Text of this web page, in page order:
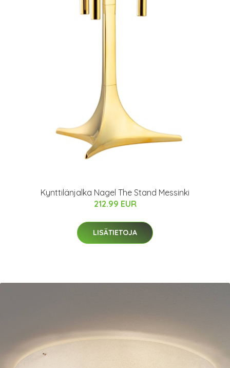
Kynttilänjalka Nagel The Stand Messinki
212.99 EUR
LISÄTIETOJA